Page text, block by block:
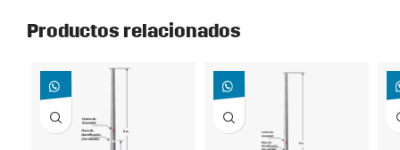
Productos relacionados